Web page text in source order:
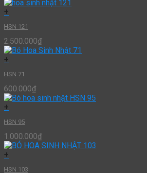
+
HSN 121
2.500.000₫
+
HSN 71
600.000₫
+
HSN 95
1.000.000₫
+
HSN 103